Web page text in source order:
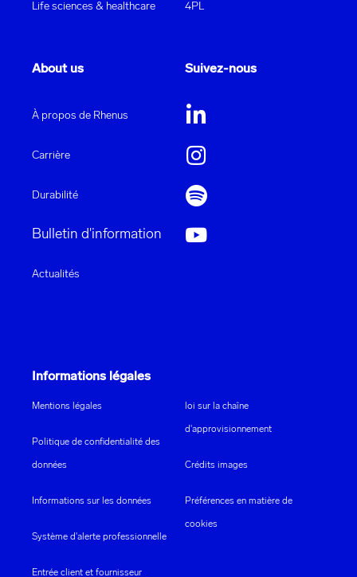
Life sciences & healthcare 4PL
About us
À propos de Rhenus
Carrière
Durabilité
Bulletin d'information
Actualités
Suivez-nous
Informations légales
Mentions légales
Politique de confidentialité des
données
Informations sur les données
Système d'alerte professionnelle
Entrée client et fournisseur
loi sur la chaîne
d'approvisionnement
Crédits images
Préférences en matière de
cookies